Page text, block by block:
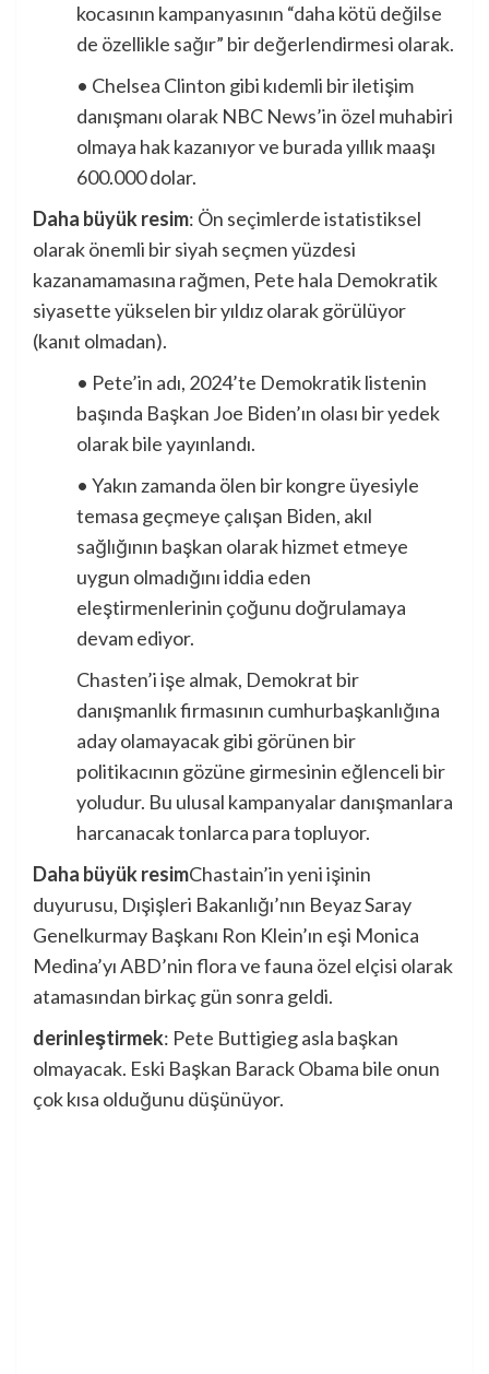
kocasının kampanyasının “daha kötü değilse
de özellikle sağır” bir değerlendirmesi olarak.
• Chelsea Clinton gibi kıdemli bir iletişim
danışmanı olarak NBC News’in özel muhabiri
olmaya hak kazanıyor ve burada yıllık maaşı
600.000 dolar.
Daha büyük resim: Ön seçimlerde istatistiksel
olarak önemli bir siyah seçmen yüzdesi
kazanamamasına rağmen, Pete hala Demokratik
siyasette yükselen bir yıldız olarak görülüyor
(kanıt olmadan).
• Pete’in adı, 2024’te Demokratik listenin
başında Başkan Joe Biden’ın olası bir yedek
olarak bile yayınlandı.
• Yakın zamanda ölen bir kongre üyesiyle
temasa geçmeye çalışan Biden, akıl
sağlığının başkan olarak hizmet etmeye
uygun olmadığını iddia eden
eleştirmenlerinin çoğunu doğrulamaya
devam ediyor.
Chasten’i işe almak, Demokrat bir
danışmanlık firmasının cumhurbaşkanlığına
aday olamayacak gibi görünen bir
politikacının gözüne girmesinin eğlenceli bir
yoludur. Bu ulusal kampanyalar danışmanlara
harcanacak tonlarca para topluyor.
Daha büyük resimChastain’in yeni işinin
duyurusu, Dışişleri Bakanlığı’nın Beyaz Saray
Genelkurmay Başkanı Ron Klein’ın eşi Monica
Medina’yı ABD’nin flora ve fauna özel elçisi olarak
atamasından birkaç gün sonra geldi.
derinleştirmek: Pete Buttigieg asla başkan
olmayacak. Eski Başkan Barack Obama bile onun
çok kısa olduğunu düşünüyor.